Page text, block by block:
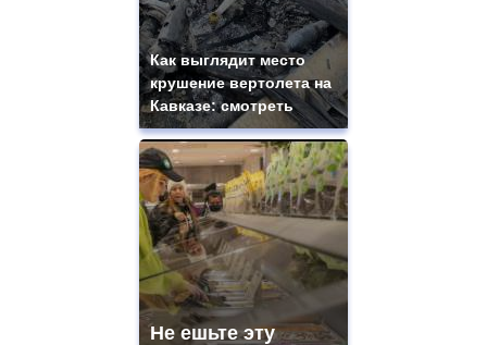
Как выглядит место
крушение вертолета на
Кавказе: смотреть
Не ешьте эту